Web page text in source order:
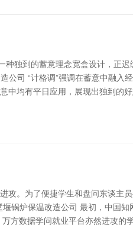
种独到的蓄意理念宽盒设计，
司 “计格调”强调在蓄意中融
中均有平日应用，展现出独到的
攻。为了便捷学生和盘问东谈
锅炉保温改造公司 最初，中国
方数据学问就业平台亦然进攻的